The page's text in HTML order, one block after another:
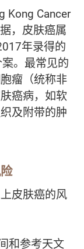
Kong Cancer
，皮肤癌属
年录得的
。最常见的
瘤（统称非
癌病，如软
及附带的肿
皮肤癌的风
和参考天文